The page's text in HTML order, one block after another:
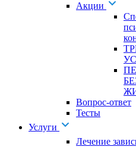
Акции
Вопрос-ответ
Тесты
Услуги
Лечение